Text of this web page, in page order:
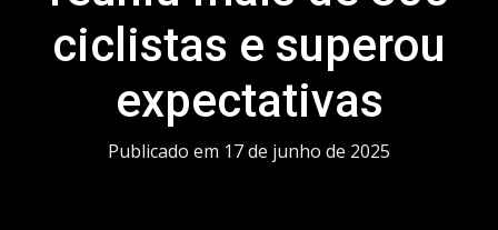
ciclistas e superou
expectativas
Publicado em 17 de junho de 2025